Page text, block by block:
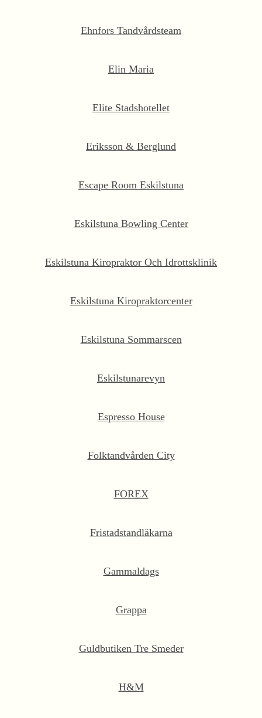
Ehnfors Tandvårdsteam
Elin Maria
Elite Stadshotellet
Eriksson & Berglund
Escape Room Eskilstuna
Eskilstuna Bowling Center
Eskilstuna Kiropraktor Och Idrottsklinik
Eskilstuna Kiropraktorcenter
Eskilstuna Sommarscen
Eskilstunarevyn
Espresso House
Folktandvården City
FOREX
Fristadstandläkarna
Gammaldags
Grappa
Guldbutiken Tre Smeder
H&M